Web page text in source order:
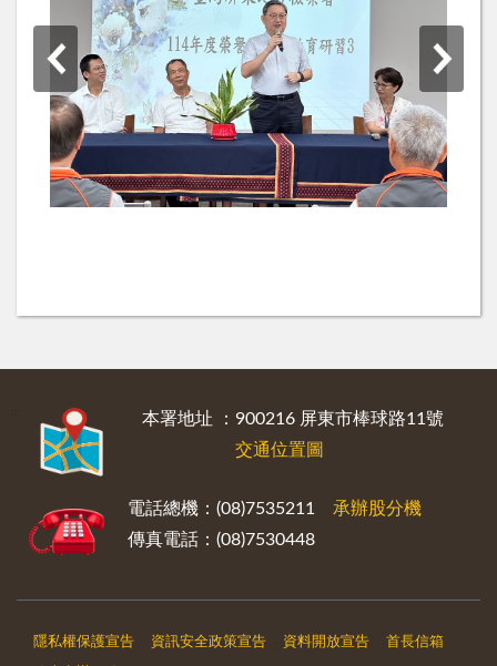
本署地址 ：900216 屏東市棒球路11號
交通位置圖
電話總機：(08)7535211 承辦股分機
傳真電話：(08)7530448
隱私權保護宣告 資訊安全政策宣告 資料開放宣告 首長信箱